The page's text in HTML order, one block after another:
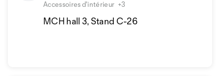
Accessoires d'intérieur +3
MCH hall 3, Stand C-26